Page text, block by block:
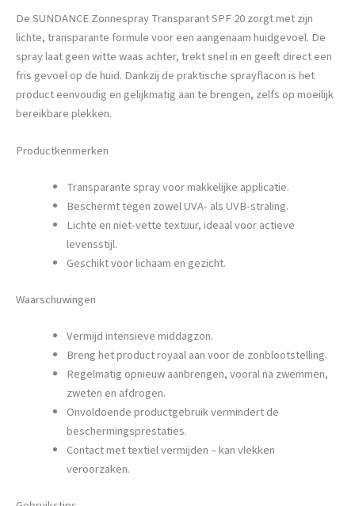
De SUNDANCE Zonnespray Transparant SPF 20 zorgt met zijn
lichte, transparante formule voor een aangenaam huidgevoel. De
spray laat geen witte waas achter, trekt snel in en geeft direct een
fris gevoel op de huid. Dankzij de praktische sprayflacon is het
product eenvoudig en gelijkmatig aan te brengen, zelfs op moeilijk
bereikbare plekken.
Productkenmerken
Transparante spray voor makkelijke applicatie.
Beschermt tegen zowel UVA- als UVB-straling.
Lichte en niet-vette textuur, ideaal voor actieve
levensstijl.
Geschikt voor lichaam en gezicht.
Waarschuwingen
Vermijd intensieve middagzon.
Breng het product royaal aan voor de zonblootstelling.
Regelmatig opnieuw aanbrengen, vooral na zwemmen,
zweten en afdrogen.
Onvoldoende productgebruik vermindert de
beschermingsprestaties.
Contact met textiel vermijden – kan vlekken
veroorzaken.